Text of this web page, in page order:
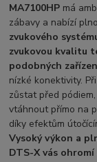
MA7100HP má
zábavy a nabízí
zvukového
zvukovou kvalitu
podobných
nízké konektivity.
zůstat před
vtáhnout přímo na
díky efektům
Vysoký výkon a
DTS-X vás